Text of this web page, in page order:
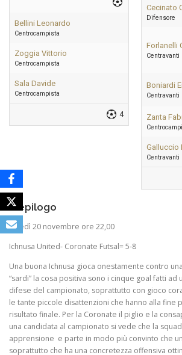
Bellini Leonardo
Centrocampista
Zoggia Vittorio
Centrocampista
Sala Davide
Centrocampista
4
Cecinato
Difensore
Forlanelli
Centravanti
Boniardi
Centravanti
Zanta
Galluccio
Centravanti
Riepilogo
lunedì 20 novembre ore 22,00
Ichnusa United- Coronate Futsal= 5-8
Una buona Ichnusa gioca onestamente contro
“sardi” la cosa positiva sono i cinque goal fatti ad
difese del campionato, soprattutto con gioco
le tante piccole disattenzioni che hanno alla fine
risultato finale. Per la Coronate il piglio e la
una candidata al campionato si vede che la
apprensione e parte in modo più convinto che
soprattutto che ha una concretezza offensiva